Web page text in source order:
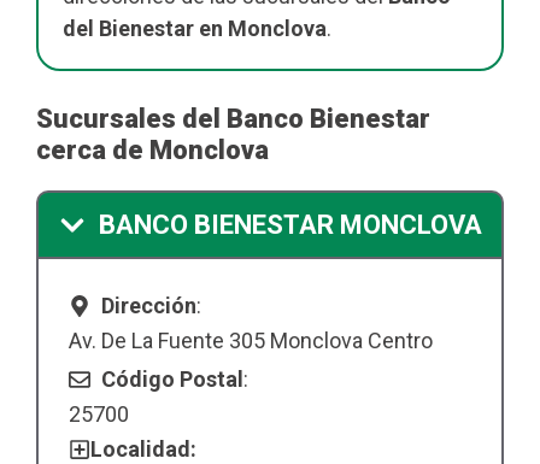
del Bienestar en Monclova.
Sucursales del Banco Bienestar
cerca de Monclova
BANCO BIENESTAR MONCLOVA
Dirección:
Av. De La Fuente 305 Monclova Centro
Código Postal :
25700
Localidad: